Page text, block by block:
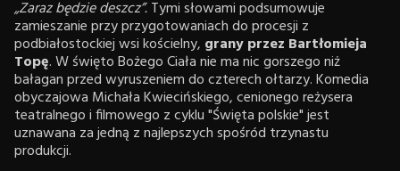
„Zaraz będzie deszcz”.Tymi słowami podsumowuje
zamieszanie przy przygotowaniach do procesji z
podbiałostockiej wsi kościelny, grany przez Bartłomieja
Topę. W święto Bożego Ciała nie ma nic gorszego niż
bałagan przed wyruszeniem do czterech ołtarzy. Komedia
obyczajowa Michała Kwiecińskiego, cenionego reżysera
teatralnego i filmowego z cyklu "Święta polskie" jest
uznawana za jedną z najlepszych spośród trzynastu
produkcji.